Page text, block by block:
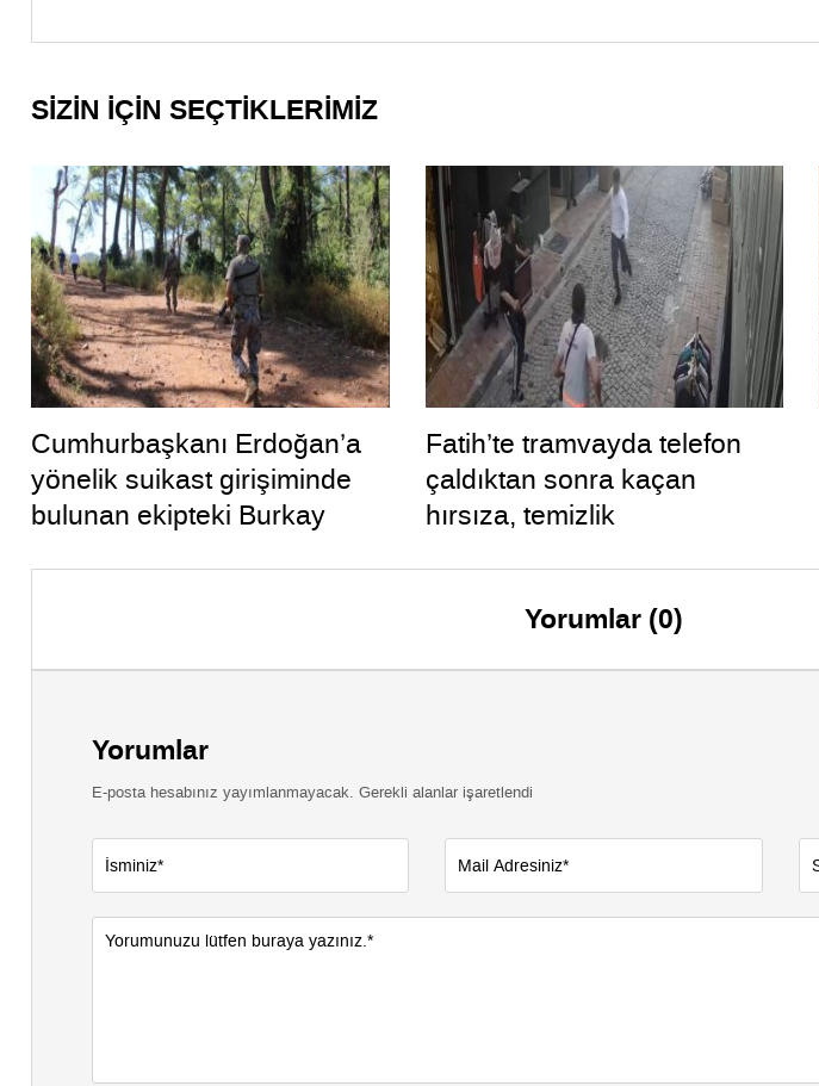
SİZİN İÇİN SEÇTİKLERİMİZ
Cumhurbaşkanı Erdoğan’a
yönelik suikast girişiminde
bulunan ekipteki Burkay
Fatih’te tramvayda telefon
çaldıktan sonra kaçan
hırsıza, temizlik
Yorumlar (0)
Yorumlar
E-posta hesabınız yayımlanmayacak. Gerekli alanlar işaretlendi